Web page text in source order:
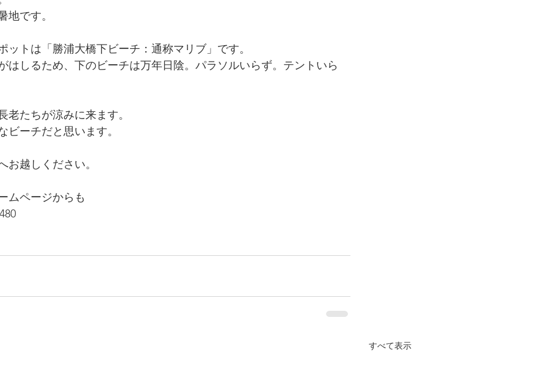
地です。
ットは「勝浦大橋下ビーチ：通称マリブ」です。
はしるため、下のビーチは万年日陰。パラソルいらず。テントいら
老たちが涼みに来ます。
ビーチだと思います。
お越しください。
ムページからも
すべて表示